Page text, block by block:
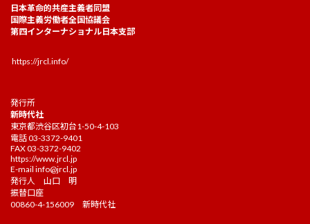
日本革命的共産主義者同盟
国際主義労働者全国協議会
第四インターナショナル日本支部
https://jrcl.info/
発行所
新時代社
東京都渋谷区初台1-50-4-103
電話 03-3372-9401
FAX 03-3372-9402
https://www.jrcl.jp
E-mail info@jrcl.jp
発行人 山口 明
振替口座
00860-4-156009 新時代社